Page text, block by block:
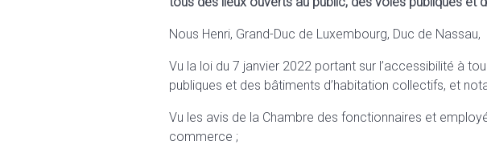
Nous Henri, Grand-Duc de Luxembourg, Duc de Nassau,
Vu la loi du 7 janvier 2022 portant sur l’accessibilité à
publiques et des bâtiments d’habitation collectifs, et
Vu les avis de la Chambre des fonctionnaires et
commerce ;